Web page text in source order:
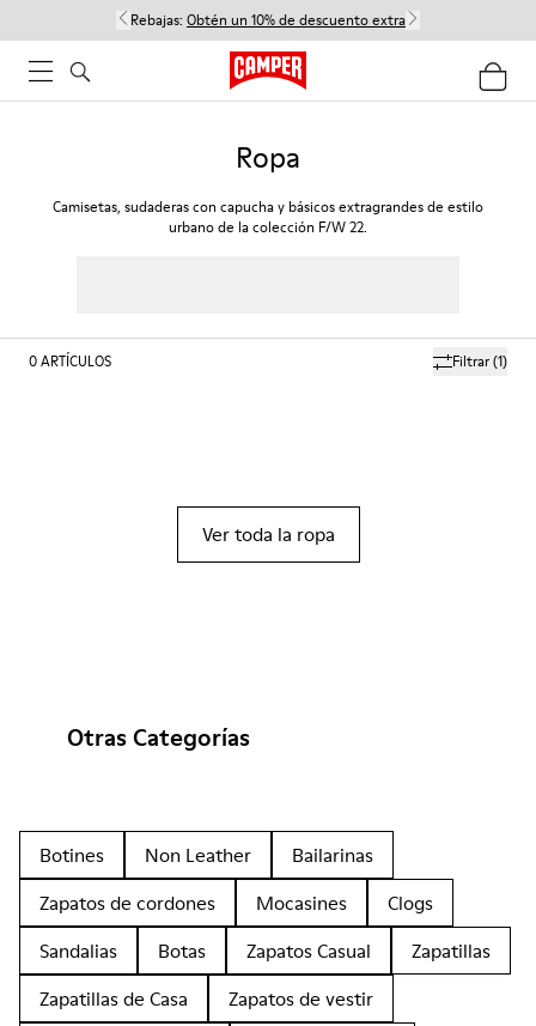
Rebajas: Obtén un 10% de descuento extra
Ropa
Camisetas, sudaderas con capucha y básicos extragrandes de estilo
urbano de la colección F/W 22.
Filtrar(1)
0ARTÍCULOS
Ver toda la ropa
Otras Categorías
Botines Non Leather
Bailarinas
Zapatos de cordones
Mocasines
Clogs
Sandalias
Botas Zapatos Casual
Zapatillas
Zapatillas de Casa
Zapatos de vestir